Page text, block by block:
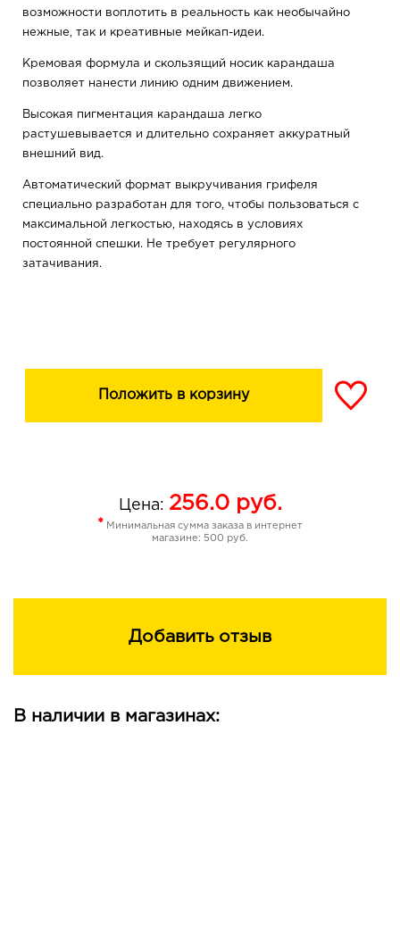
возможности воплотить в реальность как необычайно
нежные, так и креативные мейкап-идеи.
Кремовая формула и скользящий носик карандаша
позволяет нанести линию одним движением.
Высокая пигментация карандаша легко
растушевывается и длительно сохраняет аккуратный
внешний вид.
Автоматический формат выкручивания грифеля
специально разработан для того, чтобы пользоваться с
максимальной легкостью, находясь в условиях
постоянной спешки. Не требует регулярного
затачивания.
Положить в корзину
Цена: 256.0руб.
* Минимальная сумма заказа в интернет
магазине: 500 руб.
Добавить отзыв
В наличии в магазинах: